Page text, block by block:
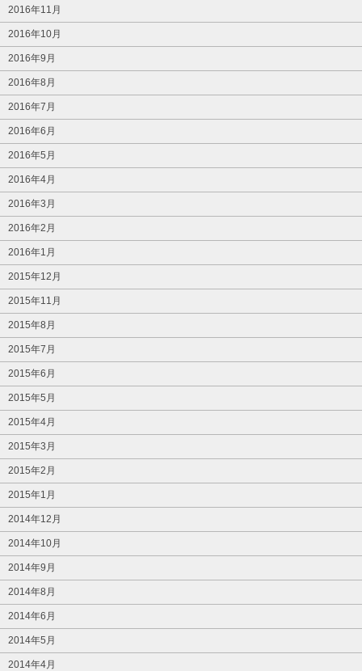
2016年11月
2016年10月
2016年9月
2016年8月
2016年7月
2016年6月
2016年5月
2016年4月
2016年3月
2016年2月
2016年1月
2015年12月
2015年11月
2015年8月
2015年7月
2015年6月
2015年5月
2015年4月
2015年3月
2015年2月
2015年1月
2014年12月
2014年10月
2014年9月
2014年8月
2014年6月
2014年5月
2014年4月